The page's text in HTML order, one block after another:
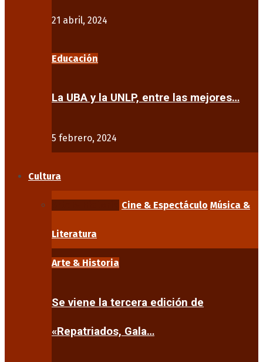
21 abril, 2024
Educación
La UBA y la UNLP, entre las mejores…
5 febrero, 2024
Cultura
Cine & Espectáculo Música &
Literatura
Arte & Historia
Se viene la tercera edición de
«Repatriados, Gala…